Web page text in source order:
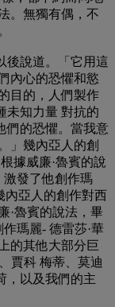
。無獨有偶，不
後說道。「它用這
內心的恐懼和慾
目的，人們製作
未知力量 對抗的
們的恐懼。當我意
」幾內亞人的創
據威廉·魯賓的說
激發了他創作瑪
內亞人的創作對西
·魯賓的說法，畢
瑪麗- 德雷莎·華
的其他大部分巨
賈科 梅蒂、莫迪
，以及我們的主